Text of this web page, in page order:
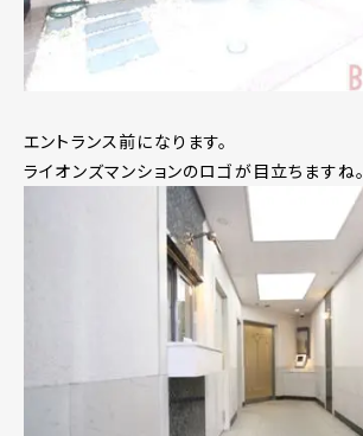
エントランス前になります。
ライオンズマンションのロゴが目立ちますね。